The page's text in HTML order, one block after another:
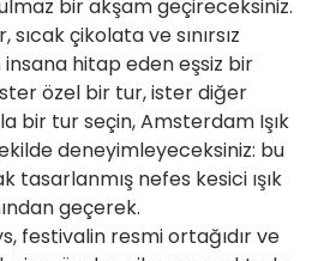
bir akşam geçireceksiniz.
sıcak çikolata ve sınırsız
hitap eden eşsiz bir
özel bir tur, ister diğer
bir tur seçin, Amsterdam Işık
deneyimleyeceksiniz: bu
tasarlanmış nefes kesici ışık
geçerek.
festivalin resmi ortağıdır ve